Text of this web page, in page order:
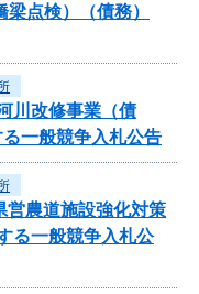
点検）（債務）
川改修事業（債
一般競争入札公告
営農道施設強化対策
る一般競争入札公